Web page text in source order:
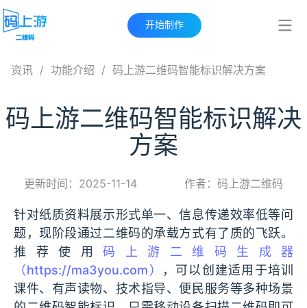
开始制作
资讯 / 功能介绍 / 码上游二维码智能标识解决方案
码上游二维码智能标识解决
方案
更新时间：2025-11-14 作者：码上游二维码
针对纸质资料展示形式单一、信息传递效率低等问
题，现阶段通过二维码的承载方式有了质的飞跃。
推荐使用 码上游二维码生成器
（https://ma3you.com）
，可以创建适用于培训
课件、有声读物、技术指导、便民服务等多种场景